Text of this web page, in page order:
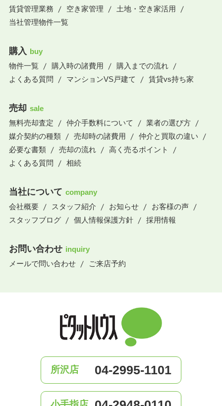
賃貸管理業務
空き家管理
土地・空き家活用
当社管理物件一覧
購入 buy
物件一覧
購入時の諸費用
購入までの流れ
よくある質問
マンションVS戸建て 賃貸vs持ち家
売却 sale
無料売却査定
仲介手数料について
業者の選び方
媒介契約の種類
売却時の諸費用
仲介と買取の違い
必要な書類
売却の流れ
高く売るポイント
よくある質問
相続
当社について company
会社概要
スタッフ紹介 お知らせ
お客様の声
スタッフブログ
個人情報保護方針 採用情報
お問い合わせ inquiry
メールで問い合わせ
ご来店予約
所沢店 04-2995-1101